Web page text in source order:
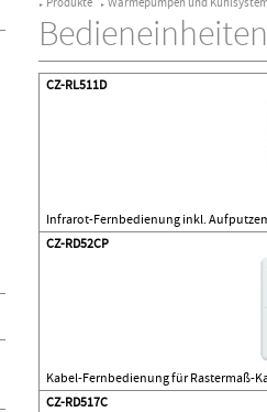
► ►
CZ-RL511D
Infrarot-Fernbedienung inkl.
CZ-RD52CP
Kabel-Fernbedienung für Rastermaß-
CZ-RD517C